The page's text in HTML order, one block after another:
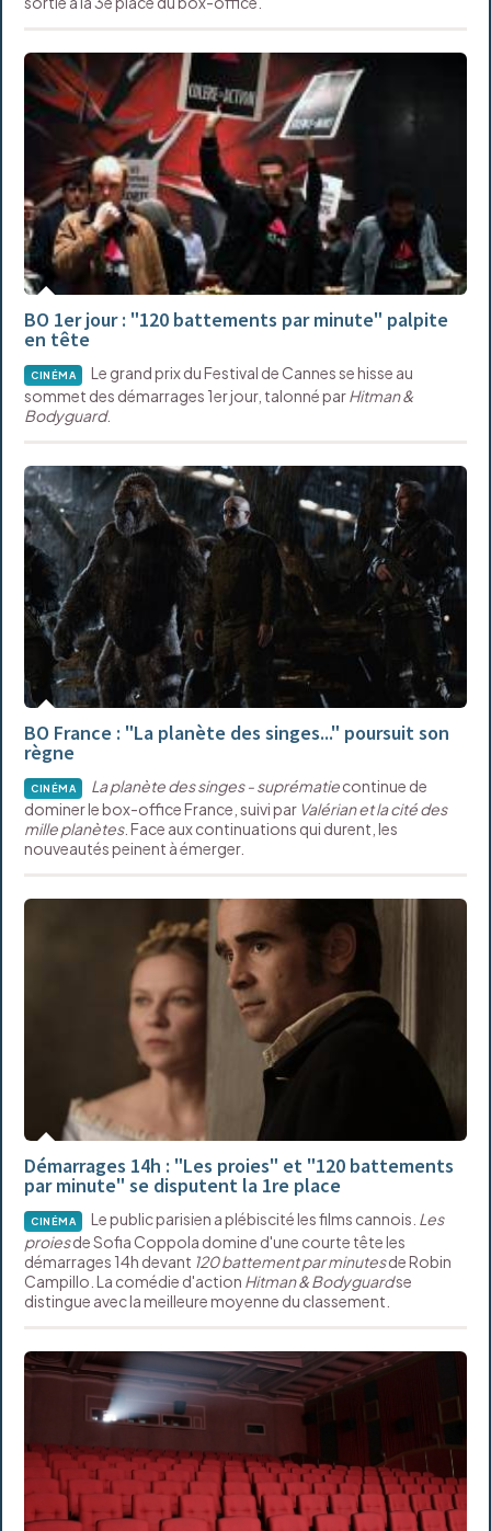
BO 1er jour : "120 battements par minute" palpite
en tête
CINÉMA
Le grand prix du Festival de Cannes se hisse au
sommet des démarrages 1er jour, talonné parHitman &
Bodyguard.
BO France : "La planète des singes..." poursuit son
règne
CINÉMA La planète des singes - suprématiecontinue de
dominer le box-office France, suivi par Valérian et la cité des
mille planètes. Face aux continuations qui durent, les
nouveautés peinent à émerger.
Démarrages 14h : "Les proies" et "120 battements
par minute" se disputent la 1re place
CINÉMA Le public parisien a plébiscité les films cannois. Les
proiesde Sofia Coppola domine d'une courte tête les
démarrages 14h devant 120 battement par minutesde Robin
Campillo. La comédie d'action Hitman & Bodyguardse
distingue avec la meilleure moyenne du classement.